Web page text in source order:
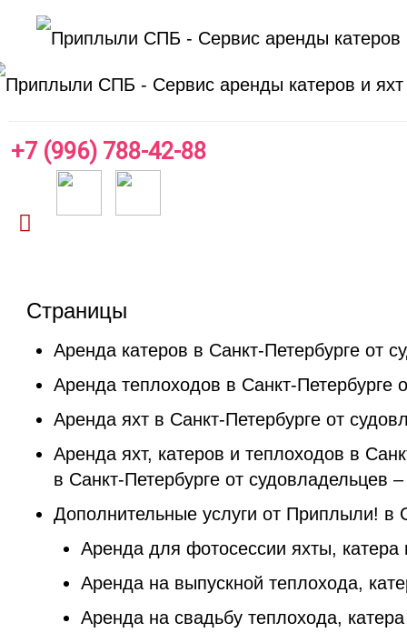
+7 (996) 788-42-88
Страницы
Аренда катеров в Санкт-Петербурге от
Аренда теплоходов в Санкт-Петербурге
Аренда яхт в Санкт-Петербурге от
Аренда яхт, катеров и теплоходов в
в Санкт-Петербурге от
Дополнительные услуги от Приплыли! в
Аренда для фотосессии яхты,
Аренда на выпускной теплохода,
Аренда на свадьбу теплохода,